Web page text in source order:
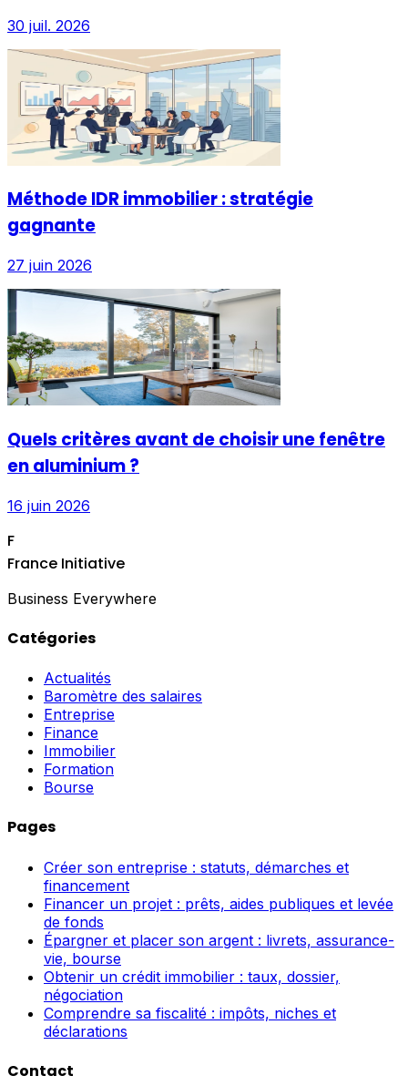
30 juil. 2026
Méthode IDR immobilier : stratégie
gagnante
27 juin 2026
Quels critères avant de choisir une fenêtre
en aluminium ?
16 juin 2026
F
France Initiative
Business Everywhere
Catégories
Actualités
Baromètre des salaires
Entreprise
Finance
Immobilier
Formation
Bourse
Pages
Créer son entreprise : statuts, démarches et
financement
Financer un projet : prêts, aides publiques et levée
de fonds
Épargner et placer son argent : livrets, assurance-
vie, bourse
Obtenir un crédit immobilier : taux, dossier,
négociation
Comprendre sa fiscalité : impôts, niches et
déclarations
Contact